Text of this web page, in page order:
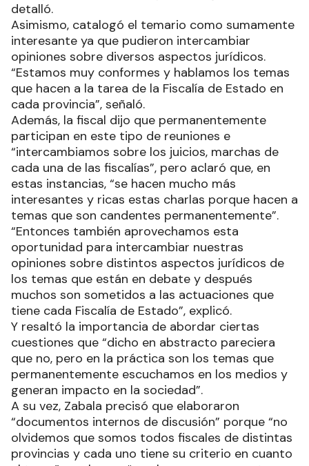
detalló.
Asimismo, catalogó el temario como sumamente
interesante ya que pudieron intercambiar
opiniones sobre diversos aspectos jurídicos.
“Estamos muy conformes y hablamos los temas
que hacen a la tarea de la Fiscalía de Estado en
cada provincia”, señaló.
Además, la fiscal dijo que permanentemente
participan en este tipo de reuniones e
“intercambiamos sobre los juicios, marchas de
cada una de las fiscalías”, pero aclaró que, en
estas instancias, “se hacen mucho más
interesantes y ricas estas charlas porque hacen a
temas que son candentes permanentemente”.
“Entonces también aprovechamos esta
oportunidad para intercambiar nuestras
opiniones sobre distintos aspectos jurídicos de
los temas que están en debate y después
muchos son sometidos a las actuaciones que
tiene cada Fiscalía de Estado”, explicó.
Y resaltó la importancia de abordar ciertas
cuestiones que “dicho en abstracto pareciera
que no, pero en la práctica son los temas que
permanentemente escuchamos en los medios y
generan impacto en la sociedad”.
A su vez, Zabala precisó que elaboraron
“documentos internos de discusión” porque “no
olvidemos que somos todos fiscales de distintas
provincias y cada uno tiene su criterio en cuanto